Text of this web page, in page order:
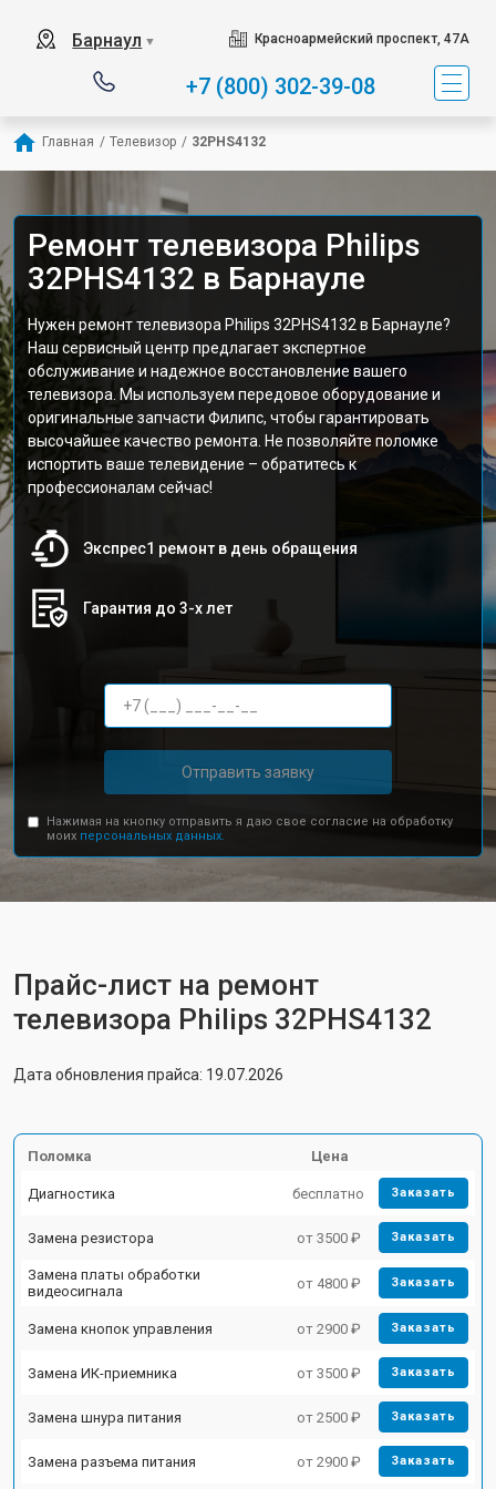
Барнаул ▼ Красноармейский проспект, 47А
+7 (800) 302-39-08
Главная / Телевизор / 32PHS4132
Ремонт телевизора Philips
32PHS4132 в Барнауле
Нужен ремонт телевизора Philips 32PHS4132 в Барнауле?
Наш сервисный центр предлагает экспертное
обслуживание и надежное восстановление вашего
телевизора. Мы используем передовое оборудование и
оригинальные запчасти Филипс, чтобы гарантировать
высочайшее качество ремонта. Не позволяйте поломке
испортить ваше телевидение – обратитесь к
профессионалам сейчас!
Экспрес1 ремонт в день обращения
Гарантия до 3-х лет
Отправить заявку
Нажимая на кнопку отправить я даю свое согласие на обработку
моих персональных данных.
Прайс-лист на ремонт
телевизора Philips 32PHS4132
Дата обновления прайса: 19.07.2026
Поломка Цена
Диагностика бесплатно Заказать
Замена резистора от 3500 ₽ Заказать
Замена платы обработки
видеосигнала
от 4800 ₽ Заказать
Замена кнопок управления от 2900 ₽ Заказать
Замена ИК-приемника от 3500 ₽ Заказать
Замена шнура питания от 2500 ₽ Заказать
Замена разъема питания от 2900 ₽ Заказать